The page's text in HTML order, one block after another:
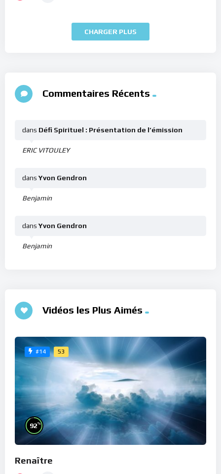
CHARGER PLUS
Commentaires Récents
ERIC VITOULEY
dans Défi Spirituel : Présentation de l’émission
Benjamin
dans Yvon Gendron
Benjamin
dans Yvon Gendron
Vidéos les Plus Aimés
#14 53
92%
Renaître